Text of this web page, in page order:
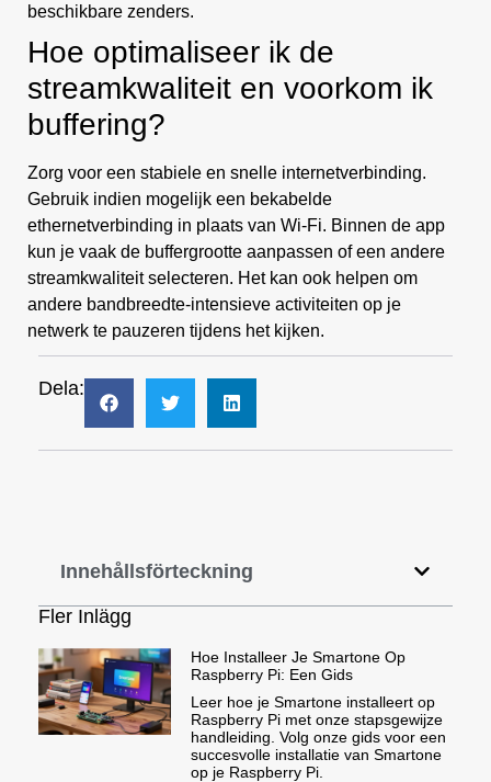
beschikbare zenders.
Hoe optimaliseer ik de
streamkwaliteit en voorkom ik
buffering?
Zorg voor een stabiele en snelle internetverbinding.
Gebruik indien mogelijk een bekabelde
ethernetverbinding in plaats van Wi-Fi. Binnen de app
kun je vaak de buffergrootte aanpassen of een andere
streamkwaliteit selecteren. Het kan ook helpen om
andere bandbreedte-intensieve activiteiten op je
netwerk te pauzeren tijdens het kijken.
Dela:
Innehållsförteckning
Fler Inlägg
Hoe Installeer Je Smartone Op
Raspberry Pi: Een Gids
Leer hoe je Smartone installeert op
Raspberry Pi met onze stapsgewijze
handleiding. Volg onze gids voor een
succesvolle installatie van Smartone
op je Raspberry Pi.